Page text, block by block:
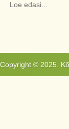
Loe edasi...
Copyright © 2025.